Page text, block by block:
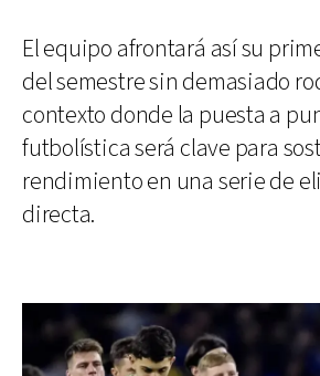
El equipo afrontará así su
del semestre sin demasiado
contexto donde la puesta a
futbolística será clave para
rendimiento en una serie de
directa.